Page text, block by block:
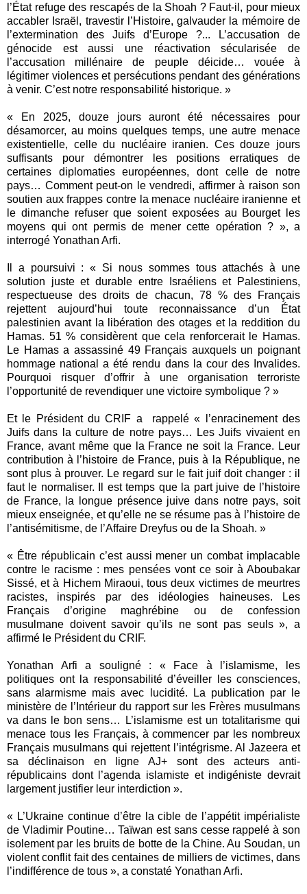
l’État refuge des rescapés de la Shoah ? Faut-il, pour mieux
accabler Israël, travestir l’Histoire, galvauder la mémoire de
l’extermination des Juifs d’Europe ?... L’accusation de
génocide est aussi une réactivation sécularisée de
l’accusation millénaire de peuple déicide… vouée à
légitimer violences et persécutions pendant des générations
à venir. C’est notre responsabilité historique. »
« En 2025, douze jours auront été nécessaires pour
désamorcer, au moins quelques temps, une autre menace
existentielle, celle du nucléaire iranien. Ces douze jours
suffisants pour démontrer les positions erratiques de
certaines diplomaties européennes, dont celle de notre
pays… Comment peut-on le vendredi, affirmer à raison son
soutien aux frappes contre la menace nucléaire iranienne et
le dimanche refuser que soient exposées au Bourget les
moyens qui ont permis de mener cette opération ? », a
interrogé Yonathan Arfi.
Il a poursuivi : « Si nous sommes tous attachés à une
solution juste et durable entre Israéliens et Palestiniens,
respectueuse des droits de chacun, 78 % des Français
rejettent aujourd’hui toute reconnaissance d’un État
palestinien avant la libération des otages et la reddition du
Hamas. 51 % considèrent que cela renforcerait le Hamas.
Le Hamas a assassiné 49 Français auxquels un poignant
hommage national a été rendu dans la cour des Invalides.
Pourquoi risquer d’offrir à une organisation terroriste
l’opportunité de revendiquer une victoire symbolique ? »
Et le Président du CRIF a rappelé « l’enracinement des
Juifs dans la culture de notre pays… Les Juifs vivaient en
France, avant même que la France ne soit la France. Leur
contribution à l’histoire de France, puis à la République, ne
sont plus à prouver. Le regard sur le fait juif doit changer : il
faut le normaliser. Il est temps que la part juive de l’histoire
de France, la longue présence juive dans notre pays, soit
mieux enseignée, et qu’elle ne se résume pas à l’histoire de
l’antisémitisme, de l’Affaire Dreyfus ou de la Shoah. »
« Être républicain c’est aussi mener un combat implacable
contre le racisme : mes pensées vont ce soir à Aboubakar
Sissé, et à Hichem Miraoui, tous deux victimes de meurtres
racistes, inspirés par des idéologies haineuses. Les
Français d’origine maghrébine ou de confession
musulmane doivent savoir qu’ils ne sont pas seuls », a
affirmé le Président du CRIF.
Yonathan Arfi a souligné : « Face à l’islamisme, les
politiques ont la responsabilité d’éveiller les consciences,
sans alarmisme mais avec lucidité. La publication par le
ministère de l’Intérieur du rapport sur les Frères musulmans
va dans le bon sens… L’islamisme est un totalitarisme qui
menace tous les Français, à commencer par les nombreux
Français musulmans qui rejettent l’intégrisme. Al Jazeera et
sa déclinaison en ligne AJ+ sont des acteurs anti-
républicains dont l’agenda islamiste et indigéniste devrait
largement justifier leur interdiction ».
« L’Ukraine continue d’être la cible de l’appétit impérialiste
de Vladimir Poutine… Taïwan est sans cesse rappelé à son
isolement par les bruits de botte de la Chine. Au Soudan, un
violent conflit fait des centaines de milliers de victimes, dans
l’indifférence de tous », a constaté Yonathan Arfi.